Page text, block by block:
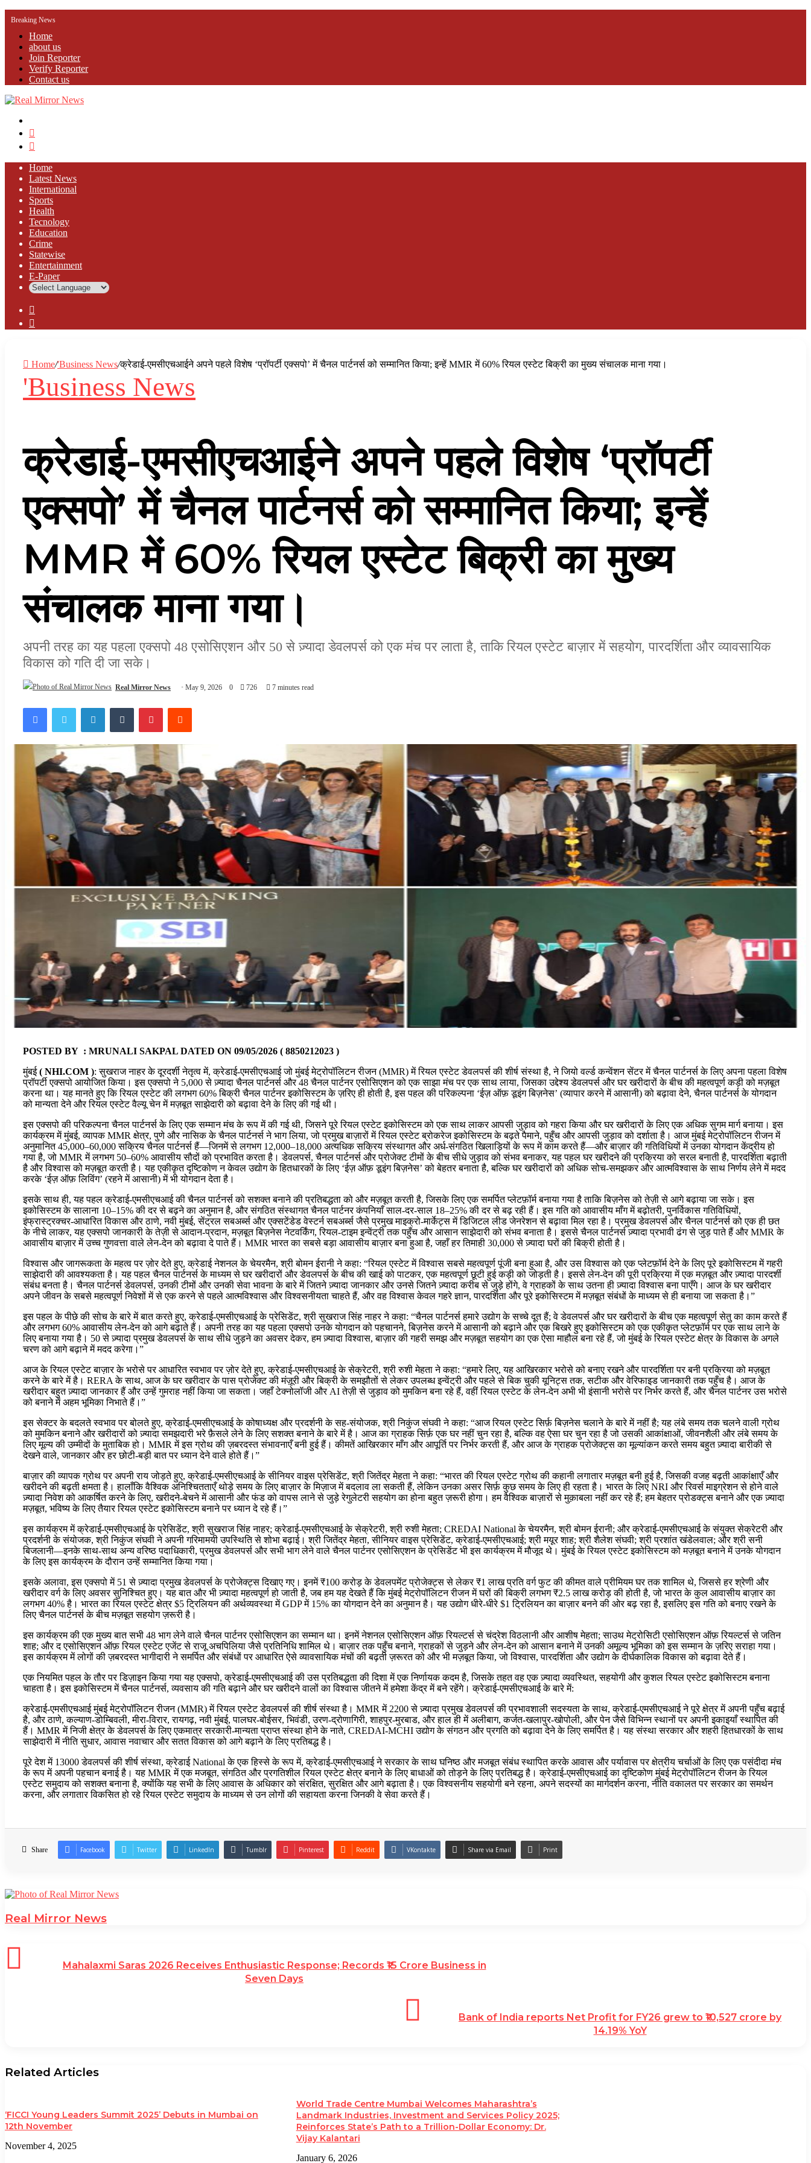
Breaking News
Home
about us
Join Reporter
Verify Reporter
Contact us
Home
Latest News
⁠International
Sports
Health
Tecnology
Education
Crime
Statewise
Entertainment
⁠E-Paper
In
Home/'Business News/क्रेडाई-एमसीएचआईने अपने पहले विशेष ‘प्रॉपर्टी एक्सपो’ में चैनल पार्टनर्स को सम्मानित किया; इन्हें MMR में 60% रियल एस्टेट बिक्री का मुख्य संचालक माना गया।
'Business News
क्रेडाई-एमसीएचआईने अपने पहले विशेष ‘प्रॉपर्टी
एक्सपो’ में चैनल पार्टनर्स को सम्मानित किया; इन्हें
MMR में 60% रियल एस्टेट बिक्री का मुख्य
संचालक माना गया।
अपनी तरह का यह पहला एक्सपो 48 एसोसिएशन और 50 से ज़्यादा डेवलपर्स को एक मंच पर लाता है, ताकि रियल एस्टेट बाज़ार में सहयोग, पारदर्शिता और व्यावसायिक
विकास को गति दी जा सके।
Real Mirror News May 9, 2026 0 726 7 minutes read
FacebookTwitterLinkedInTumblrPinterestReddit
POSTED BY : MRUNALI SAKPAL DATED ON 09/05/2026 ( 8850212023 )
मुंबई( NHI.COM ): सुखराज नाहर के दूरदर्शी नेतृत्व में, क्रेडाई-एमसीएचआई जो मुंबई मेट्रोपॉलिटन रीजन (MMR) में रियल एस्टेट डेवलपर्स की शीर्ष संस्था है, ने जियो वर्ल्ड कन्वेंशन सेंटर में चैनल पार्टनर्स के लिए अपना पहला विशेष
प्रॉपर्टी एक्सपो आयोजित किया। इस एक्सपो ने 5,000 से ज़्यादा चैनल पार्टनर्स और 48 चैनल पार्टनर एसोसिएशन को एक साझा मंच पर एक साथ लाया, जिसका उद्देश्य डेवलपर्स और घर खरीदारों के बीच की महत्वपूर्ण कड़ी को मज़बूत
करना था। यह मानते हुए कि रियल एस्टेट की लगभग 60% बिक्री चैनल पार्टनर इकोसिस्टम के ज़रिए ही होती है, इस पहल की परिकल्पना ‘ईज़ ऑफ़ डूइंग बिज़नेस’ (व्यापार करने में आसानी) को बढ़ावा देने, चैनल पार्टनर्स के योगदान
को मान्यता देने और रियल एस्टेट वैल्यू चेन में मज़बूत साझेदारी को बढ़ावा देने के लिए की गई थी।
इस एक्सपो की परिकल्पना चैनल पार्टनर्स के लिए एक सम्मान मंच के रूप में की गई थी, जिसने पूरे रियल एस्टेट इकोसिस्टम को एक साथ लाकर आपसी जुड़ाव को गहरा किया और घर खरीदारों के लिए एक अधिक सुगम मार्ग बनाया। इस
कार्यक्रम में मुंबई, व्यापक MMR क्षेत्र, पुणे और नासिक के चैनल पार्टनर्स ने भाग लिया, जो प्रमुख बाज़ारों में रियल एस्टेट ब्रोकरेज इकोसिस्टम के बढ़ते पैमाने, पहुँच और आपसी जुड़ाव को दर्शाता है। आज मुंबई मेट्रोपॉलिटन रीजन में
अनुमानित 45,000–60,000 सक्रिय चैनल पार्टनर्स हैं—जिनमें से लगभग 12,000–18,000 अत्यधिक सक्रिय संस्थागत और अर्ध-संगठित खिलाड़ियों के रूप में काम करते हैं—और बाज़ार की गतिविधियों में उनका योगदान केंद्रीय हो
गया है, जो MMR में लगभग 50–60% आवासीय सौदों को प्रभावित करता है। डेवलपर्स, चैनल पार्टनर्स और प्रोजेक्ट टीमों के बीच सीधे जुड़ाव को संभव बनाकर, यह पहल घर ​​खरीदने की प्रक्रिया को सरल बनाती है, पारदर्शिता बढ़ाती
है और विश्वास को मज़बूत करती है। यह एकीकृत दृष्टिकोण न केवल उद्योग के हितधारकों के लिए ‘ईज़ ऑफ़ डूइंग बिज़नेस’ को बेहतर बनाता है, बल्कि घर खरीदारों को अधिक सोच-समझकर और आत्मविश्वास के साथ निर्णय लेने में मदद
करके ‘ईज़ ऑफ़ लिविंग’ (रहने में आसानी) में भी योगदान देता है।
इसके साथ ही, यह पहल क्रेडाई-एमसीएचआई की चैनल पार्टनर्स को सशक्त बनाने की प्रतिबद्धता को और मज़बूत करती है, जिसके लिए एक समर्पित प्लेटफ़ॉर्म बनाया गया है ताकि बिज़नेस को तेज़ी से आगे बढ़ाया जा सके। इस
इकोसिस्टम के सालाना 10–15% की दर से बढ़ने का अनुमान है, और संगठित संस्थागत चैनल पार्टनर कंपनियाँ साल-दर-साल 18–25% की दर से बढ़ रही हैं। इस गति को आवासीय माँग में बढ़ोतरी, पुनर्विकास गतिविधियों,
इंफ्रास्ट्रक्चर-आधारित विकास और ठाणे, नवी मुंबई, सेंट्रल सबअर्ब्स और एक्सटेंडेड वेस्टर्न सबअर्ब्स जैसे प्रमुख माइक्रो-मार्केट्स में डिजिटल लीड जेनरेशन से बढ़ावा मिल रहा है। प्रमुख डेवलपर्स और चैनल पार्टनर्स को एक ही छत
के नीचे लाकर, यह एक्सपो जानकारी के तेज़ी से आदान-प्रदान, मज़बूत बिज़नेस नेटवर्किंग, रियल-टाइम इन्वेंट्री तक पहुँच और आसान साझेदारी को संभव बनाता है। इससे चैनल पार्टनर्स ज़्यादा प्रभावी ढंग से जुड़ पाते हैं और MMR के
आवासीय बाज़ार में उच्च गुणवत्ता वाले लेन-देन को बढ़ावा दे पाते हैं। MMR भारत का सबसे बड़ा आवासीय बाज़ार बना हुआ है, जहाँ हर तिमाही 30,000 से ज़्यादा घरों की बिक्री होती है।
विश्वास और जागरूकता के महत्व पर ज़ोर देते हुए, क्रेडाई नेशनल के चेयरमैन, श्री बोमन ईरानी ने कहा: “रियल एस्टेट में विश्वास सबसे महत्वपूर्ण पूंजी बना हुआ है, और उस विश्वास को एक प्लेटफ़ॉर्म देने के लिए पूरे इकोसिस्टम में गहरी
साझेदारी की आवश्यकता है। यह पहल चैनल पार्टनर्स के माध्यम से घर खरीदारों और डेवलपर्स के बीच की खाई को पाटकर, एक महत्वपूर्ण छूटी हुई कड़ी को जोड़ती है। इससे लेन-देन की पूरी प्रक्रिया में एक मज़बूत और ज़्यादा पारदर्शी
संबंध बनता है। चैनल पार्टनर्स डेवलपर्स, उनकी टीमों और उनकी सेवा भावना के बारे में जितने ज़्यादा जानकार और उनसे जितने ज़्यादा करीब से जुड़े होंगे, वे ग्राहकों के साथ उतना ही ज़्यादा विश्वास बना पाएँगे। आज के घर खरीदार
अपने जीवन के सबसे महत्वपूर्ण निवेशों में से एक करने से पहले आत्मविश्वास और विश्वसनीयता चाहते हैं, और वह विश्वास केवल गहरे ज्ञान, पारदर्शिता और पूरे इकोसिस्टम में मज़बूत संबंधों के माध्यम से ही बनाया जा सकता है।”
इस पहल के पीछे की सोच के बारे में बात करते हुए, क्रेडाई-एमसीएचआई के प्रेसिडेंट, श्री सुखराज सिंह नाहर ने कहा: “चैनल पार्टनर्स हमारे उद्योग के सच्चे दूत हैं; वे डेवलपर्स और घर खरीदारों के बीच एक महत्वपूर्ण सेतु का काम करते हैं
और लगभग 60% आवासीय लेन-देन को आगे बढ़ाते हैं। अपनी तरह का यह पहला एक्सपो उनके योगदान को पहचानने, बिज़नेस करने में आसानी को बढ़ाने और एक बिखरे हुए इकोसिस्टम को एक एकीकृत प्लेटफ़ॉर्म पर एक साथ लाने के
लिए बनाया गया है। 50 से ज़्यादा प्रमुख डेवलपर्स के साथ सीधे जुड़ने का अवसर देकर, हम ज़्यादा विश्वास, बाज़ार की गहरी समझ और मज़बूत सहयोग का एक ऐसा माहौल बना रहे हैं, जो मुंबई के रियल एस्टेट क्षेत्र के विकास के अगले
चरण को आगे बढ़ाने में मदद करेगा।”
आज के रियल एस्टेट बाज़ार के भरोसे पर आधारित स्वभाव पर ज़ोर देते हुए, क्रेडाई-एमसीएचआई के सेक्रेटरी, श्री रुशी मेहता ने कहा: “हमारे लिए, यह आखिरकार भरोसे को बनाए रखने और पारदर्शिता पर बनी प्रक्रिया को मज़बूत
करने के बारे में है। RERA के साथ, आज के घर खरीदार के पास प्रोजेक्ट की मंज़ूरी और बिक्री के समझौतों से लेकर उपलब्ध इन्वेंट्री और पहले से बिक चुकी यूनिट्स तक, सटीक और वेरिफाइड जानकारी तक पहुँच है। आज के
खरीदार बहुत ज़्यादा जानकार हैं और उन्हें गुमराह नहीं किया जा सकता। जहाँ टेक्नोलॉजी और AI तेज़ी से जुड़ाव को मुमकिन बना रहे हैं, वहीं रियल एस्टेट के लेन-देन अभी भी इंसानी भरोसे पर निर्भर करते हैं, और चैनल पार्टनर उस भरोसे
को बनाने में अहम भूमिका निभाते हैं।”
इस सेक्टर के बदलते स्वभाव पर बोलते हुए, क्रेडाई-एमसीएचआई के कोषाध्यक्ष और प्रदर्शनी के सह-संयोजक, श्री निकुंज संघवी ने कहा: “आज रियल एस्टेट सिर्फ़ बिज़नेस चलाने के बारे में नहीं है; यह लंबे समय तक चलने वाली ग्रोथ
को मुमकिन बनाने और खरीदारों को ज़्यादा समझदारी भरे फ़ैसले लेने के लिए सशक्त बनाने के बारे में है। आज का ग्राहक सिर्फ़ एक घर नहीं चुन रहा है, बल्कि वह ऐसा घर चुन रहा है जो उसकी आकांक्षाओं, जीवनशैली और लंबे समय के
लिए मूल्य की उम्मीदों के मुताबिक हो। MMR में इस ग्रोथ की ज़बरदस्त संभावनाएँ बनी हुई हैं। कीमतें आखिरकार माँग और आपूर्ति पर निर्भर करती हैं, और आज के ग्राहक प्रोजेक्ट्स का मूल्यांकन करते समय बहुत ज़्यादा बारीकी से
देखने वाले, जानकार और हर छोटी-बड़ी बात पर ध्यान देने वाले होते हैं।”
बाज़ार की व्यापक ग्रोथ पर अपनी राय जोड़ते हुए, क्रेडाई-एमसीएचआई के सीनियर वाइस प्रेसिडेंट, श्री जितेंद्र मेहता ने कहा: “भारत की रियल एस्टेट ग्रोथ की कहानी लगातार मज़बूत बनी हुई है, जिसकी वजह बढ़ती आकांक्षाएँ और
खरीदने की बढ़ती क्षमता है। हालाँकि वैश्विक अनिश्चितताएँ थोड़े समय के लिए बाज़ार के मिज़ाज में बदलाव ला सकती हैं, लेकिन उनका असर सिर्फ़ कुछ समय के लिए ही रहता है। भारत के लिए NRI और रिवर्स माइग्रेशन से होने वाले
ज़्यादा निवेश को आकर्षित करने के लिए, खरीदने-बेचने में आसानी और फंड को वापस लाने से जुड़े रेगुलेटरी सहयोग का होना बहुत ज़रूरी होगा। हम वैश्विक बाज़ारों से मुक़ाबला नहीं कर रहे हैं; हम बेहतर प्रोडक्ट्स बनाने और एक ज़्यादा
मज़बूत, भविष्य के लिए तैयार रियल एस्टेट इकोसिस्टम बनाने पर ध्यान दे रहे हैं।”
इस कार्यक्रम में क्रेडाई-एमसीएचआई के प्रेसिडेंट, श्री सुखराज सिंह नाहर; क्रेडाई-एमसीएचआई के सेक्रेटरी, श्री रुशी मेहता; CREDAI National के चेयरमैन, श्री बोमन ईरानी; और क्रेडाई-एमसीएचआई के संयुक्त सेक्रेटरी और
प्रदर्शनी के संयोजक, श्री निकुंज संघवी ने अपनी गरिमामयी उपस्थिति से शोभा बढ़ाई। श्री जितेंद्र मेहता, सीनियर वाइस प्रेसिडेंट, क्रेडाई-एमसीएचआई; श्री मयूर शाह; श्री शैलेश संघवी; श्री प्रशांत खंडेलवाल; और श्री सनी
बिजलानी—इनके साथ-साथ अन्य वरिष्ठ पदाधिकारी, प्रमुख डेवलपर्स और सभी भाग लेने वाले चैनल पार्टनर एसोसिएशन के प्रेसिडेंट भी इस कार्यक्रम में मौजूद थे। मुंबई के रियल एस्टेट इकोसिस्टम को मज़बूत बनाने में उनके योगदान
के लिए इस कार्यक्रम के दौरान उन्हें सम्मानित किया गया।
इसके अलावा, इस एक्सपो में 51 से ज़्यादा प्रमुख डेवलपर्स के प्रोजेक्ट्स दिखाए गए। इनमें ₹100 करोड़ के डेवलपमेंट प्रोजेक्ट्स से लेकर ₹1 लाख प्रति वर्ग फुट की कीमत वाले प्रीमियम घर तक शामिल थे, जिससे हर श्रेणी और
खरीदार वर्ग के लिए अवसर सुनिश्चित हुए। यह बात और भी ज़्यादा महत्वपूर्ण हो जाती है, जब हम यह देखते हैं कि मुंबई मेट्रोपॉलिटन रीजन में घरों की बिक्री लगभग ₹2.5 लाख करोड़ की होती है, जो भारत के कुल आवासीय बाज़ार का
लगभग 40% है। भारत का रियल एस्टेट क्षेत्र $5 ट्रिलियन की अर्थव्यवस्था में GDP में 15% का योगदान देने का अनुमान है। यह उद्योग धीरे-धीरे $1 ट्रिलियन का बाज़ार बनने की ओर बढ़ रहा है, इसलिए इस गति को बनाए रखने के
लिए चैनल पार्टनर्स के बीच मज़बूत सहयोग ज़रूरी है।
इस कार्यक्रम की एक मुख्य बात सभी 48 भाग लेने वाले चैनल पार्टनर एसोसिएशन का सम्मान था। इनमें नेशनल एसोसिएशन ऑफ़ रियल्टर्स से चंद्रेश विठलानी और आशीष मेहता; साउथ मेट्रोसिटी एसोसिएशन ऑफ़ रियल्टर्स से जतिन
शाह; और द एसोसिएशन ऑफ़ रियल एस्टेट एजेंट से राजू अचपिलिया जैसे प्रतिनिधि शामिल थे। बाज़ार तक पहुँच बनाने, ग्राहकों से जुड़ने और लेन-देन को आसान बनाने में उनकी अमूल्य भूमिका को इस सम्मान के ज़रिए सराहा गया।
इस कार्यक्रम में लोगों की ज़बरदस्त भागीदारी ने समर्पित और संबंधों पर आधारित ऐसे व्यावसायिक मंचों की बढ़ती ज़रूरत को और भी मज़बूत किया, जो विश्वास, पारदर्शिता और उद्योग के दीर्घकालिक विकास को बढ़ावा देते हैं।
एक नियमित पहल के तौर पर डिज़ाइन किया गया यह एक्सपो, क्रेडाई-एमसीएचआई की उस प्रतिबद्धता की दिशा में एक निर्णायक कदम है, जिसके तहत वह एक ज़्यादा व्यवस्थित, सहयोगी और कुशल रियल एस्टेट इकोसिस्टम बनाना
चाहता है। इस इकोसिस्टम में चैनल पार्टनर्स, व्यवसाय की गति बढ़ाने और घर खरीदने वालों का विश्वास जीतने में हमेशा केंद्र में बने रहेंगे। क्रेडाई-एमसीएचआई के बारे में:
क्रेडाई-एमसीएचआई मुंबई मेट्रोपॉलिटन रीजन (MMR) में रियल एस्टेट डेवलपर्स की शीर्ष संस्था है। MMR में 2200 से ज़्यादा प्रमुख डेवलपर्स की प्रभावशाली सदस्यता के साथ, क्रेडाई-एमसीएचआई ने पूरे क्षेत्र में अपनी पहुँच बढ़ाई
है, और ठाणे, कल्याण-डोम्बिवली, मीरा-विरार, रायगढ़, नवी मुंबई, पालघर-बोईसर, भिवंडी, उरण-द्रोणागिरी, शाहपुर-मुरबाड, और हाल ही में अलीबाग, कर्जत-खलापुर-खोपोली, और पेन जैसे विभिन्न स्थानों पर अपनी इकाइयाँ स्थापित की
हैं। MMR में निजी क्षेत्र के डेवलपर्स के लिए एकमात्र सरकारी-मान्यता प्राप्त संस्था होने के नाते, CREDAI-MCHI उद्योग के संगठन और प्रगति को बढ़ावा देने के लिए समर्पित है। यह संस्था सरकार और शहरी हितधारकों के साथ
साझेदारी में नीति सुधार, आवास नवाचार और सतत विकास को आगे बढ़ाने के लिए प्रतिबद्ध है।
पूरे देश में 13000 डेवलपर्स की शीर्ष संस्था, क्रेडाई National के एक हिस्से के रूप में, क्रेडाई-एमसीएचआई ने सरकार के साथ घनिष्ठ और मजबूत संबंध स्थापित करके आवास और पर्यावास पर क्षेत्रीय चर्चाओं के लिए एक पसंदीदा मंच
के रूप में अपनी पहचान बनाई है। यह MMR में एक मजबूत, संगठित और प्रगतिशील रियल एस्टेट क्षेत्र बनाने के लिए बाधाओं को तोड़ने के लिए प्रतिबद्ध है। क्रेडाई-एमसीएचआई का दृष्टिकोण मुंबई मेट्रोपॉलिटन रीजन के रियल
एस्टेट समुदाय को सशक्त बनाना है, क्योंकि यह सभी के लिए आवास के अधिकार को संरक्षित, सुरक्षित और आगे बढ़ाता है। एक विश्वसनीय सहयोगी बने रहना, अपने सदस्यों का मार्गदर्शन करना, नीति वकालत पर सरकार का समर्थन
करना, और लगातार विकसित हो रहे रियल एस्टेट समुदाय के माध्यम से उन लोगों की सहायता करना जिनकी वे सेवा करते हैं।
Share Facebook Twitter LinkedIn Tumblr Pinterest Reddit VKontakte Share via Email Print
Real Mirror News
Mahalaxmi Saras 2026 Receives Enthusiastic Response; Records ₹15 Crore Business in
Seven Days
Bank of India reports Net Profit for FY26 grew to ₹10,527 crore by
14.19% YoY
Related Articles
‘FICCI Young Leaders Summit 2025’ Debuts in Mumbai on
12th November
November 4, 2025
World Trade Centre Mumbai Welcomes Maharashtra’s
Landmark Industries, Investment and Services Policy 2025;
Reinforces State’s Path to a Trillion-Dollar Economy: Dr.
Vijay Kalantari
January 6, 2026